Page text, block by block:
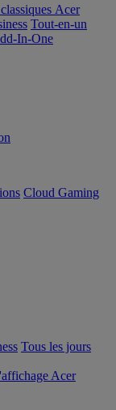
Acer
Tout-en-un
In-One
Cloud Gaming
Tous les jours
Acer